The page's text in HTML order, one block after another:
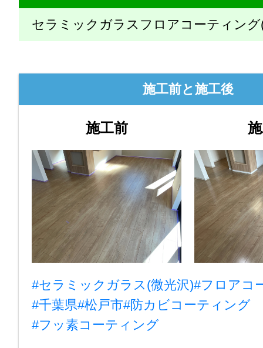
セラミックガラスフロアコーティング
施工前と施工後
施工前
#セラミックガラス(微光沢)#フロアコ
#千葉県#松戸市#防カビコーティング
#フッ素コーティング